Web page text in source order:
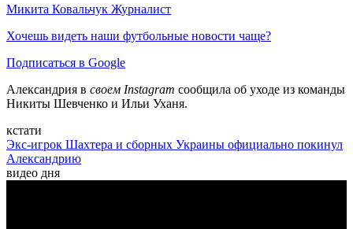
Микита Ковальчук Журналист
Хочешь видеть наши футбольные новости чаще?
Подписаться в Google
Александрия в своем Instagram сообщила об уходе из команды
Никиты Шевченко и Ильи Уханя.
кстати
Экс-игрок Шахтера и сборных Украины официально покинул
Александрию
видео дня